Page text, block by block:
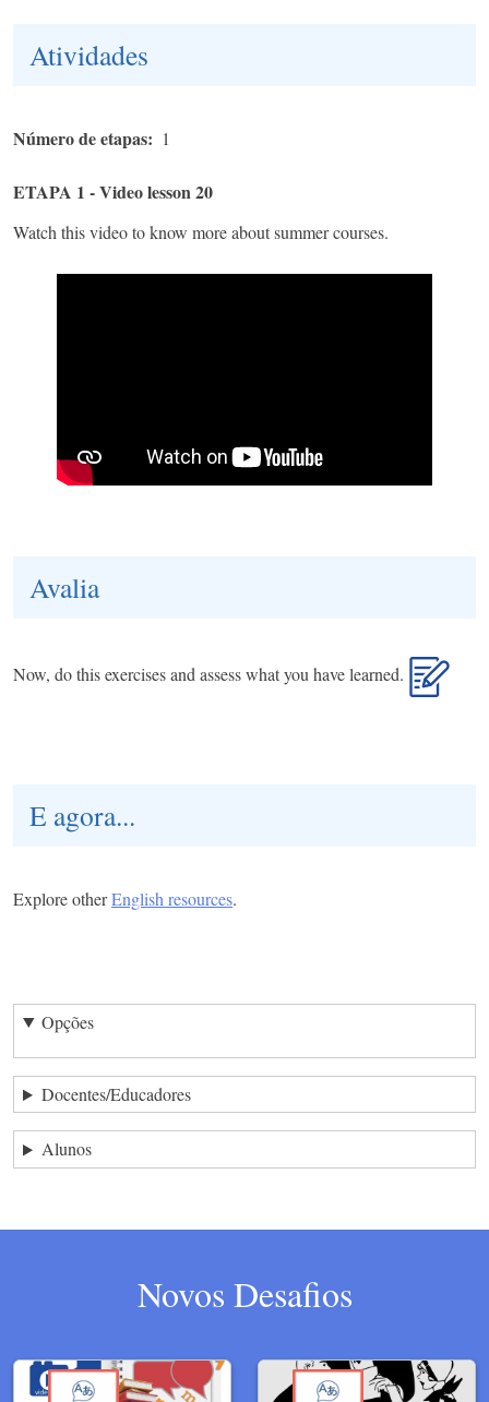
Atividades
Número de etapas 1
ETAPA 1 - Video lesson 20
Watch this video to know more about summer courses.
Avalia
Now, do this exercises and assess what you have learned.
E agora...
Explore otherEnglish resources.
Opções
Docentes/Educadores
Alunos
Novos Desafios